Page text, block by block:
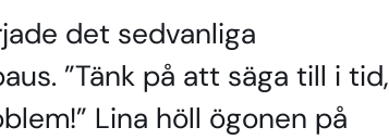
det sedvanliga
”Tänk på att säga till i tid,
Lina höll ögonen på